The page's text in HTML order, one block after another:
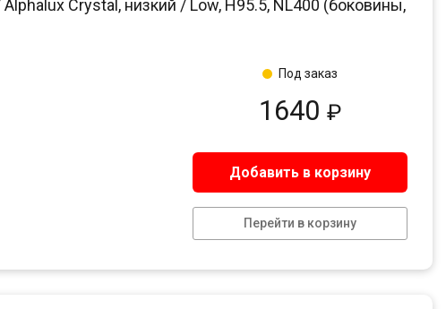
Crystal, низкий / Low, H95.5, NL400 (боковины,
1640 ₽
Добавить в корзину
Перейти в корзину
Под заказ